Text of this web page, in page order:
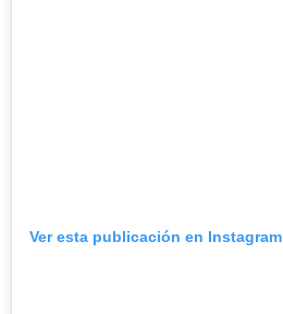
Ver esta publicación en Instagram